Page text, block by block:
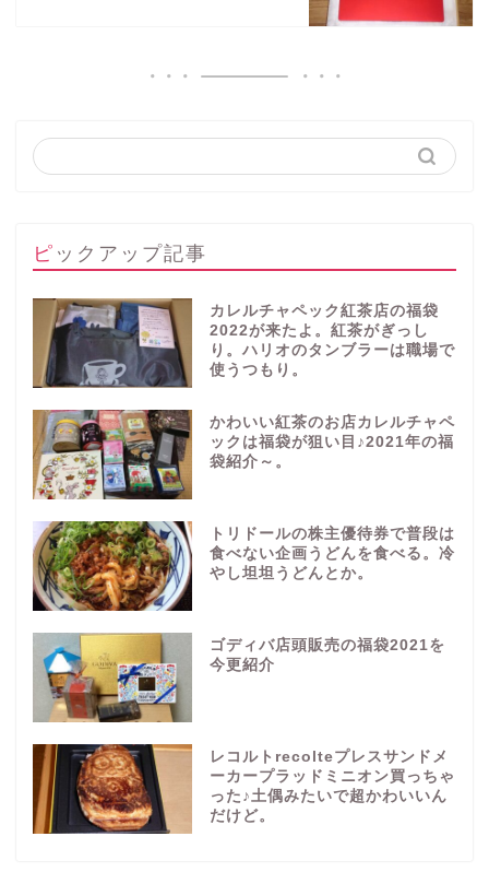
ピックアップ記事
カレルチャペック紅茶店の福袋
2022が来たよ。紅茶がぎっし
り。ハリオのタンブラーは職場で
使うつもり。
かわいい紅茶のお店カレルチャペ
ックは福袋が狙い目♪2021年の福
袋紹介～。
トリドールの株主優待券で普段は
食べない企画うどんを食べる。冷
やし坦坦うどんとか。
ゴディバ店頭販売の福袋2021を
今更紹介
レコルトrecolteプレスサンドメ
ーカープラッドミニオン買っちゃ
った♪土偶みたいで超かわいいん
だけど。